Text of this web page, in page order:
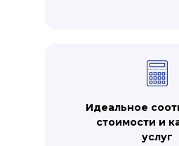
Идеальное
стоимости и
услуг